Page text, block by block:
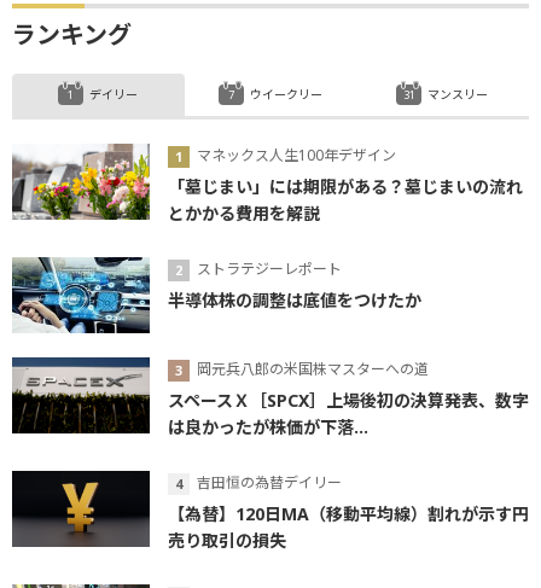
ランキング
デイリー
マネックス人生100年デザイン
「墓じまい」には期限がある？墓じまいの流れ
とかかる費用を解説
ストラテジーレポート
半導体株の調整は底値をつけたか
岡元兵八郎の米国株マスターへの道
スペースＸ［SPCX］上場後初の決算発表、数字
は良かったが株価が下落...
吉田恒の為替デイリー
【為替】120日MA（移動平均線）割れが示す円
売り取引の損失
ウイークリー マンスリー